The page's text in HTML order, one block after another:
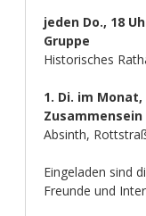
jeden Do., 18
Gruppe
Historisches
1. Di. im Monat,
Zusammensein
Absinth,
Eingeladen sind
Freunde und